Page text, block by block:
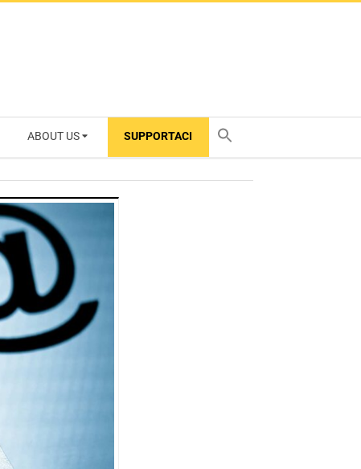
ABOUT US SUPPORTACI